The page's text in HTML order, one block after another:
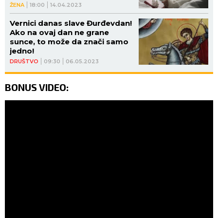
ŽENA 18:00 14.04.2023
DRUŠTVO 09:30 06.05.2023
Vernici danas slave Đurđevdan!
Ako na ovaj dan ne grane
sunce, to može da znači samo
jedno!
BONUS VIDEO: